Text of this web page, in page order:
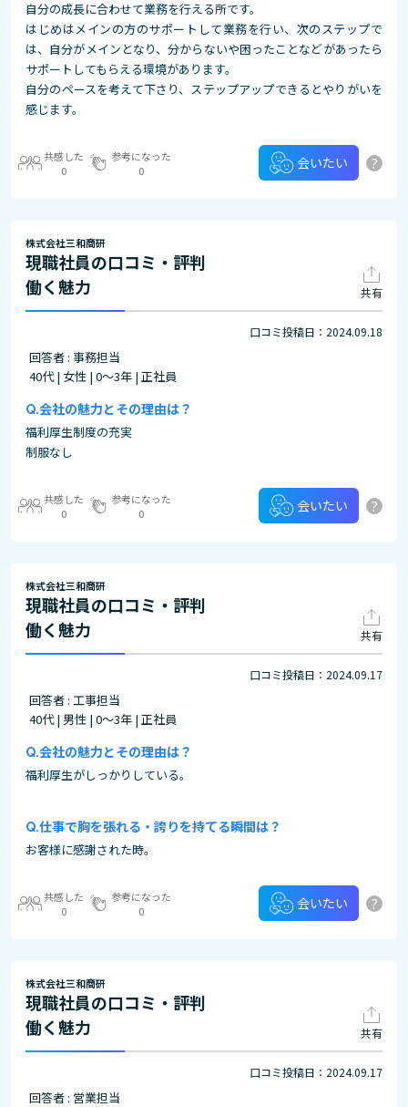
自分の成長に合わせて業務を行える所です。
はじめはメインの方のサポートして業務を行い、次のステップで
は、自分がメインとなり、分からないや困ったことなどがあったら
サポートしてもらえる環境があります。
自分のペースを考えて下さり、ステップアップできるとやりがいを
感じます。
共感した
0
参考になった
0
会いたい ?
株式会社三和商研
現職社員の口コミ・評判
働く魅力
共有
口コミ投稿日：2024.09.18
回答者 : 事務担当
40代 | 女性 | 0～3年 | 正社員
会社の魅力とその理由は？
福利厚生制度の充実
制服なし
共感した
0
参考になった
0
会いたい ?
株式会社三和商研
現職社員の口コミ・評判
働く魅力
共有
口コミ投稿日：2024.09.17
回答者 : 工事担当
40代 | 男性 | 0～3年 | 正社員
会社の魅力とその理由は？
福利厚生がしっかりしている。
仕事で胸を張れる・誇りを持てる瞬間は？
お客様に感謝された時。
共感した
0
参考になった
0
会いたい ?
株式会社三和商研
現職社員の口コミ・評判
働く魅力
共有
口コミ投稿日：2024.09.17
回答者 : 営業担当